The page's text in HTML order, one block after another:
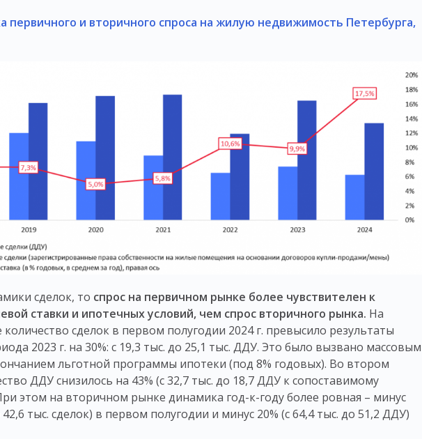
первичного и вторичного спроса на жилую недвижимость Петербурга,
сделок, то спрос на первичном рынке более чувствителен к
ставки и ипотечных условий, чем спрос вторичного рынка. На
сделок в первом полугодии 2024 г. превысило результаты
2023 г. на 30%: с 19,3 тыс. до 25,1 тыс. ДДУ. Это было вызвано массовым
льготной программы ипотеки (под 8% годовых). Во втором
ДДУ снизилось на 43% (с 32,7 тыс. до 18,7 ДДУ к сопоставимому
этом на вторичном рынке динамика год-к-году более ровная – минус
42,6 тыс. сделок) в первом полугодии и минус 20% (с 64,4 тыс. до 51,2 ДДУ)